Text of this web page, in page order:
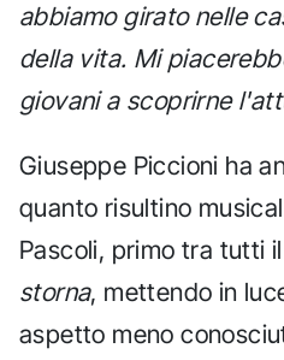
abbiamo girato nelle
della vita. Mi
giovani a scoprirne
Giuseppe Piccioni ha
quanto risultino
Pascoli, primo tra tutti
storna, mettendo in
aspetto meno